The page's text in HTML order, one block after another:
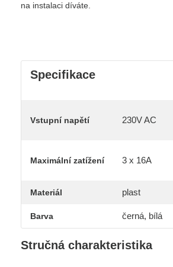
na instalaci díváte.
Specifikace
Vstupní napětí 230V AC
Maximální zatížení 3 x 16A
Materiál plast
Barva černá, bílá
Stručná charakteristika